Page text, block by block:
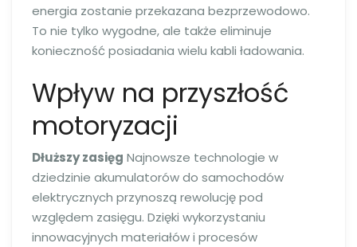
energia zostanie przekazana bezprzewodowo.
To nie tylko wygodne, ale także eliminuje
konieczność posiadania wielu kabli ładowania.
Wpływ na przyszłość
motoryzacji
Dłuższy zasięg Najnowsze technologie w
dziedzinie akumulatorów do samochodów
elektrycznych przynoszą rewolucję pod
względem zasięgu. Dzięki wykorzystaniu
innowacyjnych materiałów i procesów